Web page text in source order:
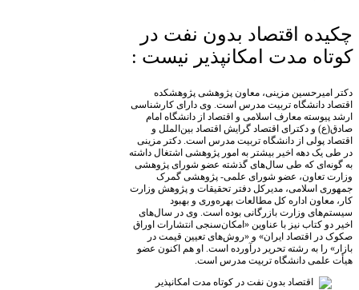
چکیده اقتصاد بدون نفت در
کوتاه مدت امکانپذیر نیست :
دکتر امیرحسین مزینی، معاون پژوهشی پژوهشکده
اقتصاد دانشگاه تربیت مدرس است. وی دارای کارشناسی
ارشد پیوسته معارف اسلامی و اقتصاد از دانشگاه امام
صادق(ع) و دکترای اقتصاد گرایش اقتصاد بین‌الملل و
اقتصاد پولی از دانشگاه تربیت مدرس است. دکتر مزینی
در طی یک دهه اخیر بیشتر به امور پژوهشی اشتغال داشته
به گونه‌ای كه طی سال‌های گذشته عضو شورای پژوهشی
وزارت تعاون، عضو شورای علمی‌- پژوهشی گمرک
جمهوری اسلامی، مدیرکل دفتر تحقیقات و پژوهش وزارت
کار، معاون اداره کل مطالعات بهره‌وری و بهبود
سیستم‌های وزارت بازرگانی بوده است. وی در سال‌های
اخیر دو کتاب نیز با عناوین «امکان‌سنجی انتشارات اوراق
صکوک در اقتصاد ایران» و «روش‌های تعیین قیمت در
بازار» را به رشته تحریر درآورده است. او هم اکنون عضو
هیأت علمی دانشگاه تربیت مدرس است.